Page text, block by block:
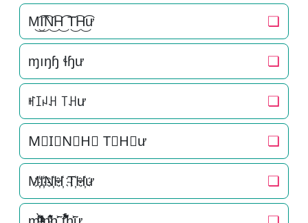
M͜͡I͜͡N͜͡H͜͡ T͜͡H͜͡ư ❏
ɱıŋɧ ɬɧư ❏
ꎭꀤꈤꃅ ꓄ꃅư ❏
M⃟I⃟N⃟H⃟ T⃟H⃟ư ❏
M҉I҉N҉H҉ T҉H҉ư ❏